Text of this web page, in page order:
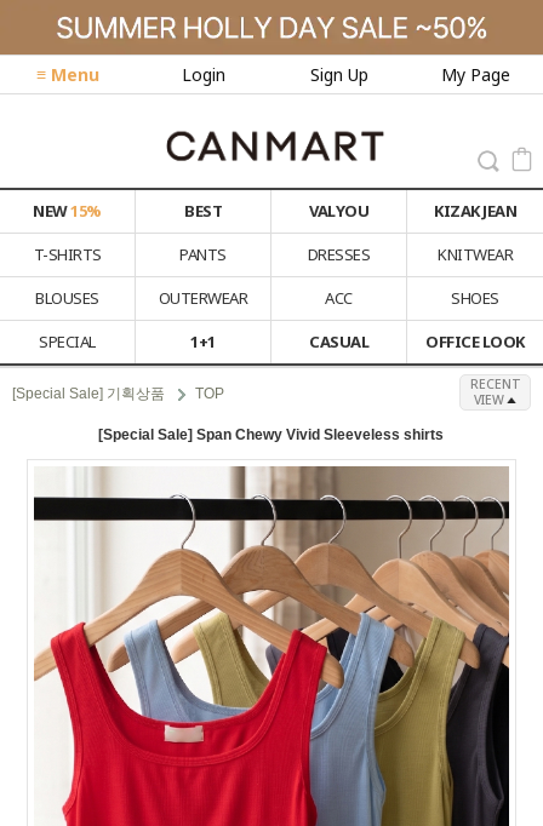
≡ Menu Login Sign Up My Page
NEW15% BEST VALYOU
KIZAK JEAN
T-SHIRTS
PANTS DRESSES
KNITWEAR
BLOUSES
OUTERWEAR ACC
SHOES
SPECIAL
1+1 CASUAL OFFICE LOOK
[Special Sale] 기획상품 TOP
RECENT
VIEW
[Special Sale] Span Chewy Vivid Sleeveless shirts